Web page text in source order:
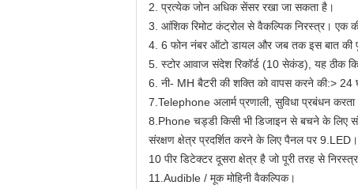
2. प्रत्येक जोन अधिक सेंसर रखा जा सकता है।
3. आंशिक रिमोट कंट्रोल से वैकल्पिक निरस्त्र। एक
4. 6 फोन नंबर ऑटो डायल और जब तक इस बात की
5. स्टोर आवाज संदेश रिकॉर्ड (10 सेकंड), यह ठीक
6. नी- MH बैटरी की शक्ति को वापस करने की:> 24
7.Telephone अलार्म प्रणाली, सुविधा प्रबंधन करता
8.Phone चड्डी किसी भी डिजाइन से बचने के लिए
संरक्षण क्षेत्र प्रदर्शित करने के लिए पैनल पर 9.LED।
10 पीर डिटेक्टर दूसरा क्षेत्र है जो पूरी तरह से
11.Audible / मूक मोहिनी वैकल्पिक।